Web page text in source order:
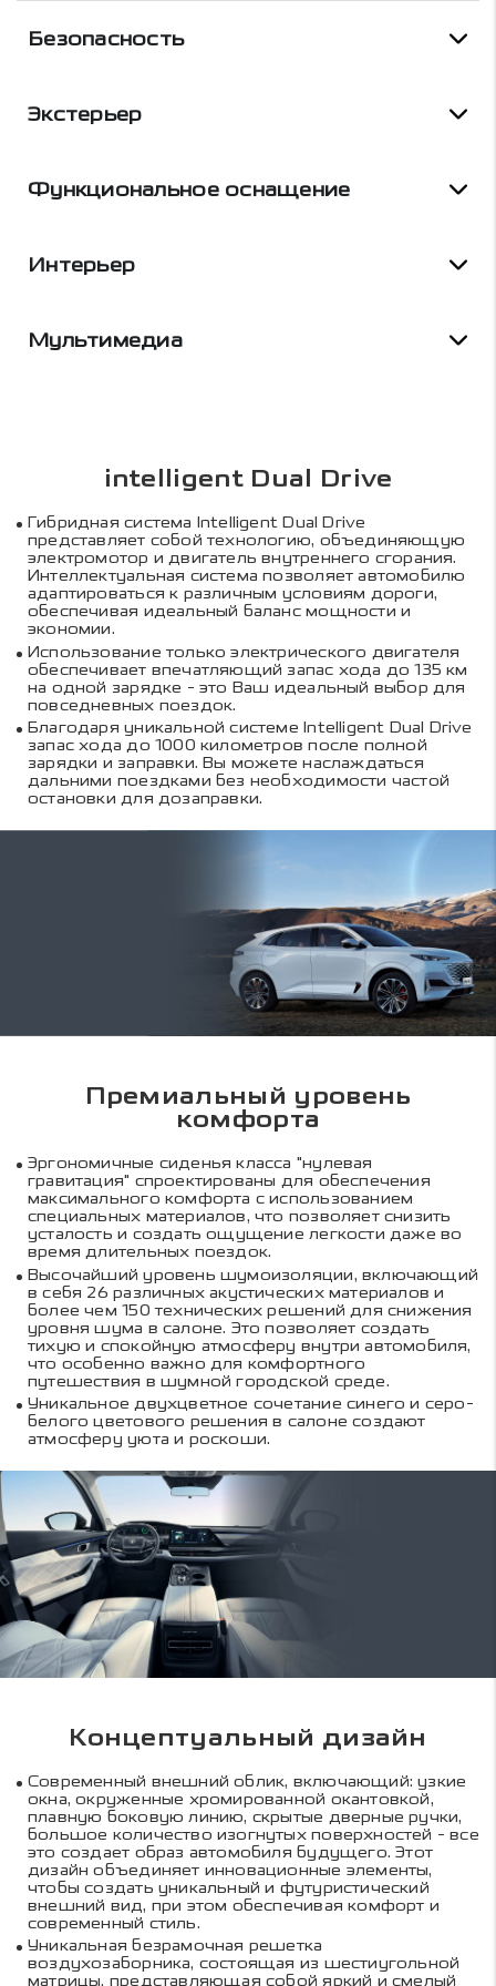
Безопасность
Экстерьер
Функциональное оснащение
Интерьер
Мультимедиа
intelligent Dual Drive
Гибридная система Intelligent Dual Drive
представляет собой технологию, объединяющую
электромотор и двигатель внутреннего сгорания.
Интеллектуальная система позволяет автомобилю
адаптироваться к различным условиям дороги,
обеспечивая идеальный баланс мощности и
экономии.
Использование только электрического двигателя
обеспечивает впечатляющий запас хода до 135 км
на одной зарядке - это Ваш идеальный выбор для
повседневных поездок.
Благодаря уникальной системе Intelligent Dual Drive
запас хода до 1000 километров после полной
зарядки и заправки. Вы можете наслаждаться
дальними поездками без необходимости частой
остановки для дозаправки.
Премиальный уровень
комфорта
Эргономичные сиденья класса "нулевая
гравитация" спроектированы для обеспечения
максимального комфорта c использованием
специальных материалов, что позволяет снизить
усталость и создать ощущение легкости даже во
время длительных поездок.
Высочайший уровень шумоизоляции, включающий
в себя 26 различных акустических материалов и
более чем 150 технических решений для снижения
уровня шума в салоне. Это позволяет создать
тихую и спокойную атмосферу внутри автомобиля,
что особенно важно для комфортного
путешествия в шумной городской среде.
Уникальное двухцветное сочетание синего и серо-
белого цветового решения в салоне создают
атмосферу уюта и роскоши.
Концептуальный дизайн
Современный внешний облик, включающий: узкие
окна, окруженные хромированной окантовкой,
плавную боковую линию, скрытые дверные ручки,
большое количество изогнутых поверхностей - все
это создает образ автомобиля будущего. Этот
дизайн объединяет инновационные элементы,
чтобы создать уникальный и футуристический
внешний вид, при этом обеспечивая комфорт и
современный стиль.
Уникальная безрамочная решетка
воздухозаборника, состоящая из шестиугольной
матрицы, представляющая собой яркий и смелый